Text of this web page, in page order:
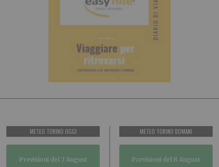
METEO TORINO OGGI
Previsioni del 7 August
METEO TORINO DOMANI
Previsioni del 8 August